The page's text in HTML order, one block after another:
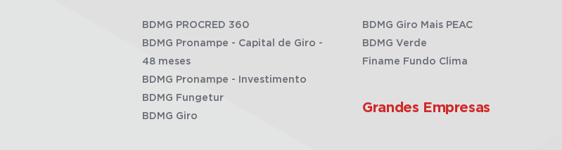
BDMG PROCRED 360
BDMG Pronampe - Capital de Giro -
48 meses
BDMG Pronampe - Investimento
BDMG Fungetur
BDMG Giro
BDMG Giro Mais PEAC
BDMG Verde
Finame Fundo Clima
Grandes Empresas